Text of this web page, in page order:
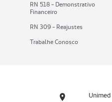
RN 518 - Demonstrativo
Financeiro
RN 309 - Reajustes
Trabalhe Conosco